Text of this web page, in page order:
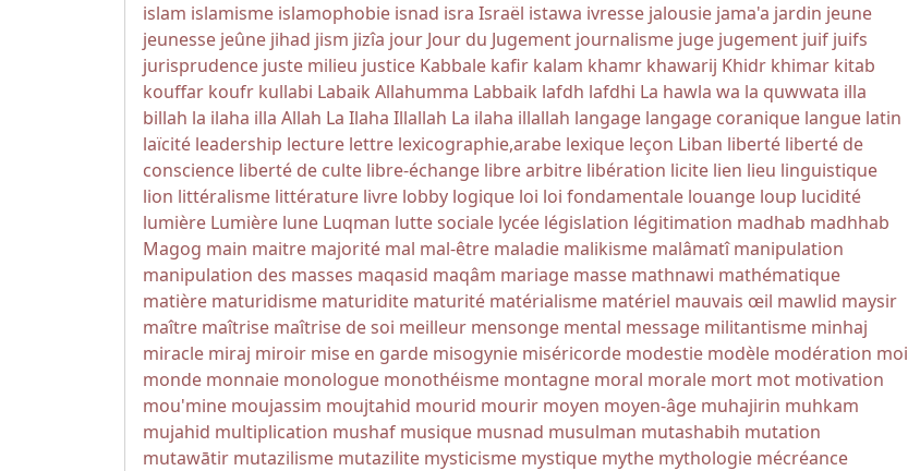
islam islamisme islamophobie isnad isra Israël istawa ivresse jalousie jama'a jardin jeune
jeunesse jeûne jihad jism jizîa jour Jour du Jugement journalisme juge jugement juif juifs
jurisprudence juste milieu justice Kabbale kafir kalam khamr khawarij Khidr khimar kitab
kouffar koufr kullabi Labaik Allahumma Labbaik lafdh lafdhi La hawla wa la quwwata illa
billah la ilaha illa Allah La Ilaha Illallah La ilaha illallah langage langage coranique langue latin
laïcité leadership lecture lettre lexicographie,arabe lexique leçon Liban liberté liberté de
conscience liberté de culte libre-échange libre arbitre libération licite lien lieu linguistique
lion littéralisme littérature livre lobby logique loi loi fondamentale louange loup lucidité
lumière Lumière lune Luqman lutte sociale lycée législation légitimation madhab madhhab
Magog main maitre majorité mal mal-être maladie malikisme malâmatî manipulation
manipulation des masses maqasid maqâm mariage masse mathnawi mathématique
matière maturidisme maturidite maturité matérialisme matériel mauvais œil mawlid maysir
maître maîtrise maîtrise de soi meilleur mensonge mental message militantisme minhaj
miracle miraj miroir mise en garde misogynie miséricorde modestie modèle modération moi
monde monnaie monologue monothéisme montagne moral morale mort mot motivation
mou'mine moujassim moujtahid mourid mourir moyen moyen-âge muhajirin muhkam
mujahid multiplication mushaf musique musnad musulman mutashabih mutation
mutawātir mutazilisme mutazilite mysticisme mystique mythe mythologie mécréance